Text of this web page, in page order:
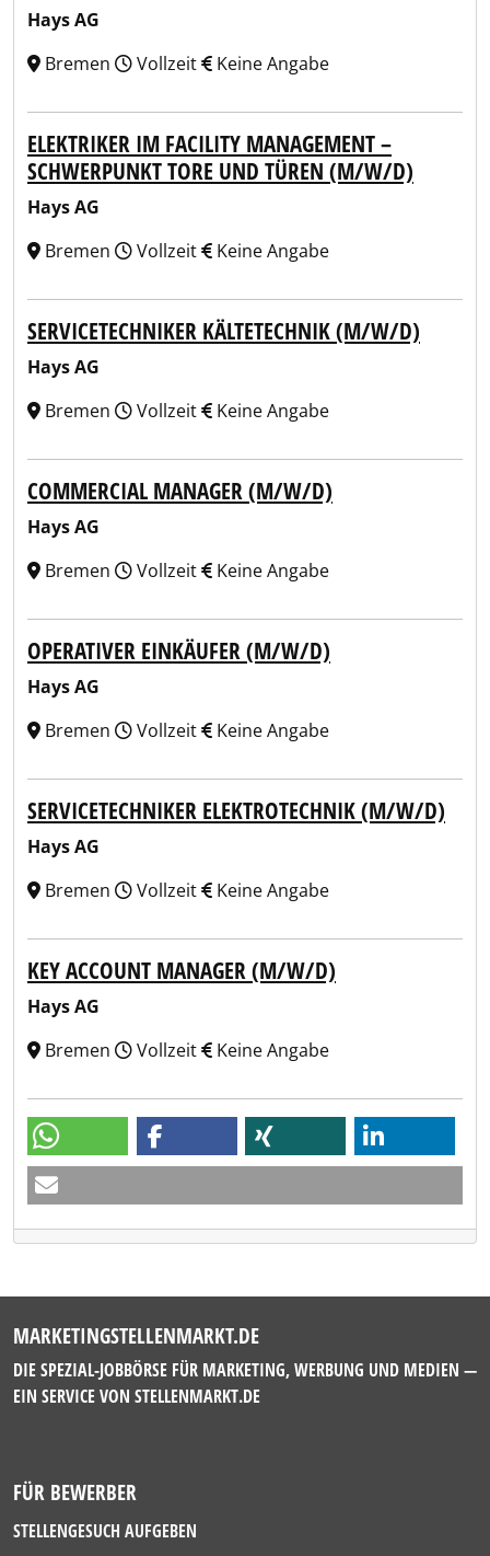
Hays AG
Bremen
Vollzeit Keine Angabe
ELEKTRIKER IM FACILITY MANAGEMENT –
SCHWERPUNKT TORE UND TÜREN (M/W/D)
Hays AG
Bremen
Vollzeit Keine Angabe
SERVICETECHNIKER KÄLTETECHNIK (M/W/D)
Hays AG
Bremen
Vollzeit Keine Angabe
COMMERCIAL MANAGER (M/W/D)
Hays AG
Bremen
Vollzeit Keine Angabe
OPERATIVER EINKÄUFER (M/W/D)
Hays AG
Bremen
Vollzeit Keine Angabe
SERVICETECHNIKER ELEKTROTECHNIK (M/W/D)
Hays AG
Bremen
Vollzeit Keine Angabe
KEY ACCOUNT MANAGER (M/W/D)
Hays AG
Bremen
Vollzeit Keine Angabe
MARKETINGSTELLENMARKT.DE
DIE SPEZIAL-JOBBÖRSE FÜR MARKETING, WERBUNG UND MEDIEN —
EIN SERVICE VON STELLENMARKT.DE
FÜR BEWERBER
STELLENGESUCH AUFGEBEN